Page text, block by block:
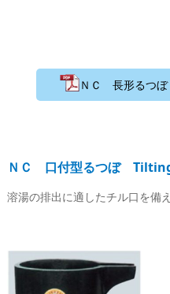
ＮＣ 長形るつ
ＮＣ 口付型るつぼ
溶湯の排出に適したチル口を備